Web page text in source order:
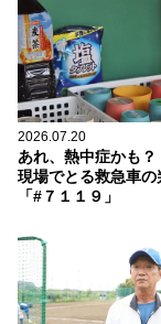
2026.07.20
あれ、熱中症かも
現場でとる救急車の
「#７１１９」